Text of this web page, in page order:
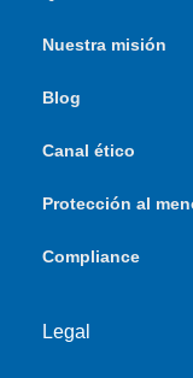
Nuestra misión
Blog
Canal ético
Protección al
Compliance
Legal